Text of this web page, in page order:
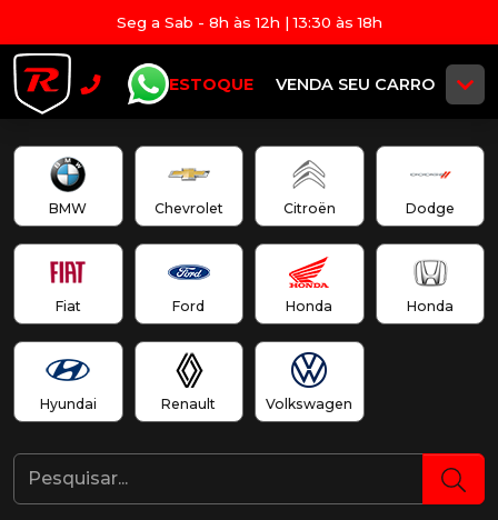
Seg a Sab - 8h às 12h | 13:30 às 18h
ESTOQUE VENDA SEU CARRO
BMW Chevrolet Citroën Dodge
Fiat Ford Honda Honda
Hyundai Renault Volkswagen